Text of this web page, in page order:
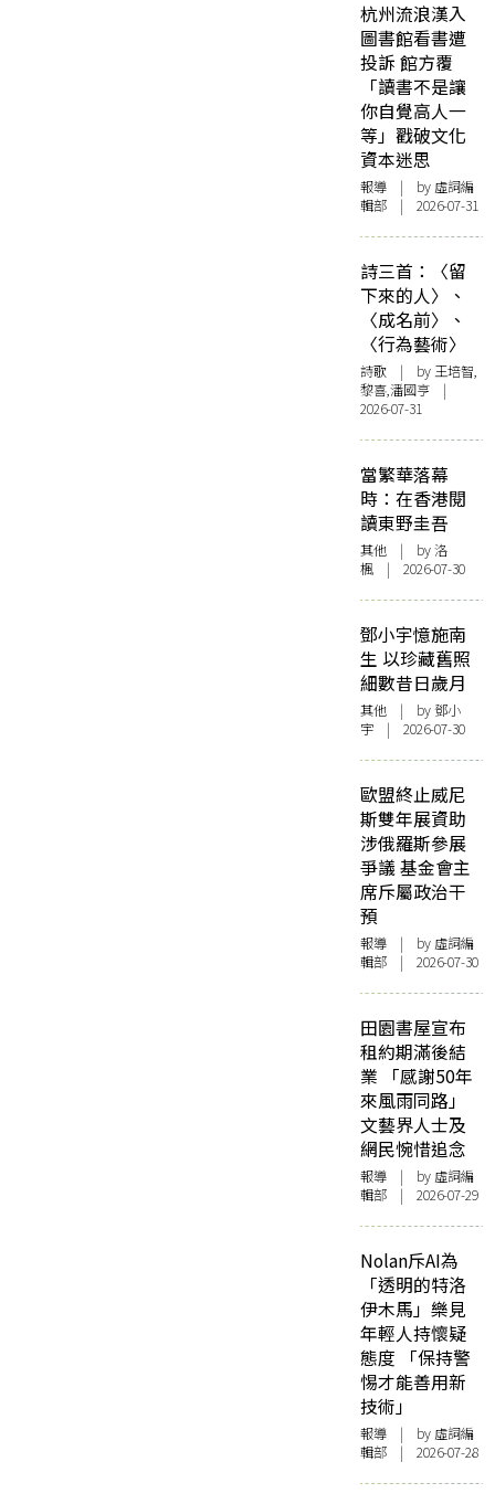
杭州流浪漢入
圖書館看書遭
投訴 館方覆
「讀書不是讓
你自覺高人一
等」戳破文化
資本迷思
報導 | by 虛詞編
輯部 | 2026-07-31
詩三首：〈留
下來的人〉、
〈成名前〉、
〈行為藝術〉
詩歌 | by 王培智,
黎喜,潘國亨 |
2026-07-31
當繁華落幕
時：在香港閱
讀東野圭吾
其他 | by洛
楓 | 2026-07-30
鄧小宇憶施南
生 以珍藏舊照
細數昔日歲月
其他 | by 鄧小
宇 | 2026-07-30
歐盟終止威尼
斯雙年展資助
涉俄羅斯參展
爭議 基金會主
席斥屬政治干
預
報導 | by 虛詞編
輯部 | 2026-07-30
田園書屋宣布
租約期滿後結
業 「感謝50年
來風雨同路」
文藝界人士及
網民惋惜追念
報導 | by 虛詞編
輯部 | 2026-07-29
Nolan斥AI為
「透明的特洛
伊木馬」樂見
年輕人持懷疑
態度 「保持警
惕才能善用新
技術」
報導 | by 虛詞編
輯部 | 2026-07-28